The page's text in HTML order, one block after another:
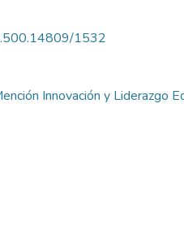
1532
Innovación y Liderazgo